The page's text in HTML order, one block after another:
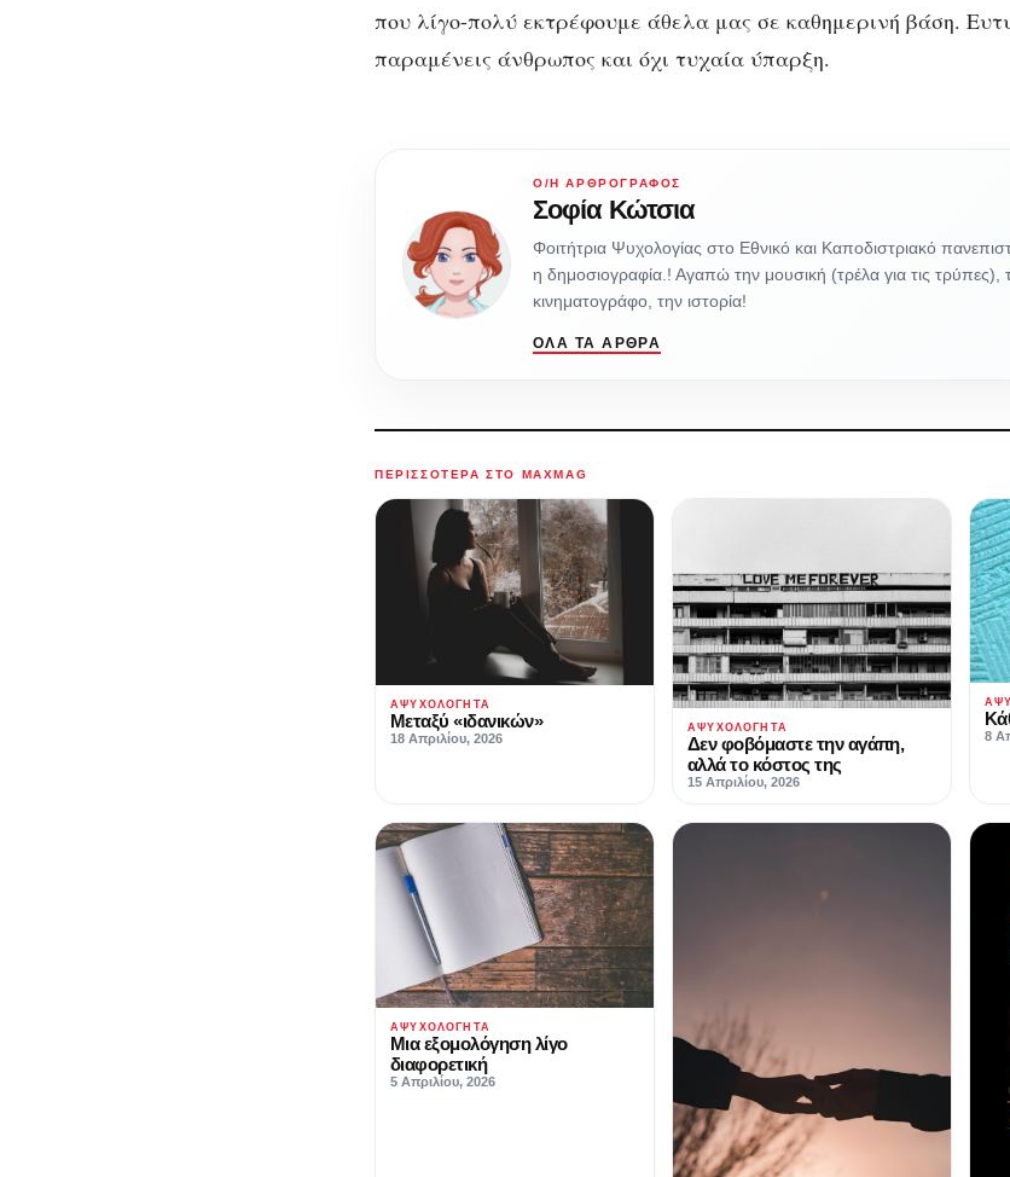
που λίγο-πολύ εκτρέφουμε άθελα μας σε καθημερινή βάση.
παραμένεις άνθρωπος και όχι τυχαία ύπαρξη.
Ο/Η ΑΡΘΡΟΓΡΆΦΟΣ
Σοφία Κώτσια
Φοιτήτρια Ψυχολογίας στο Εθνικό και Καποδιστριακό
η δημοσιογραφία.! Αγαπώ την μουσική (τρέλα για τις τρύπες),
κινηματογράφο, την ιστορία!
ΌΛΑ ΤΑ ΆΡΘΡΑ
ΠΕΡΙΣΣΌΤΕΡΑ ΣΤΟ MAXMAG
ΑΨΥΧΟΛΌΓΗΤΑ
Μεταξύ «ιδανικών»
18 Απριλίου, 2026
ΑΨΥΧΟΛΌΓΗΤΑ
Δεν φοβόμαστε την αγάπη,
αλλά το κόστος της
15 Απριλίου, 2026
8
ΑΨΥΧΟΛΌΓΗΤΑ
Μια εξομολόγηση λίγο
διαφορετική
5 Απριλίου, 2026